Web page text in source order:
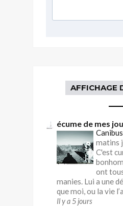
AFFICHAGE
écume de mes
matins
C'est
ont
manies. Lui a une
que moi, ou la vie
Il y a 5 jours